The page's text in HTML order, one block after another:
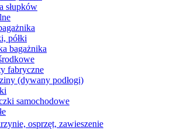
słupków
półki
bagażnika
fabryczne
(dywany podłogi)
samochodowe
osprzęt, zawieszenie